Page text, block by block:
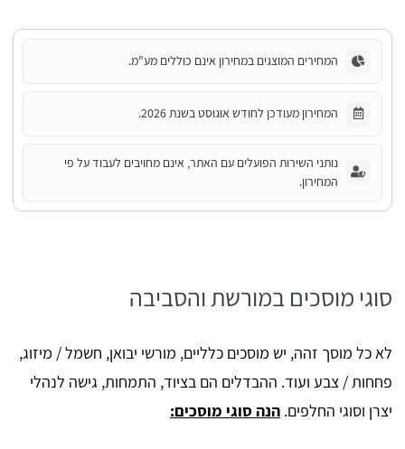
המחירים המוצגים במחירון אינם כוללים מע"מ.
המחירון מעודכן לחודש אוגוסט בשנת 2026.
נותני השירות הפועלים עם האתר, אינם מחויבים לעבוד על פי
המחירון.
סוגי מוסכים במורשת והסביבה
לא כל מוסך זהה, יש מוסכים כלליים, מורשי יבואן, חשמל / מיזוג,
פחחות / צבע ועוד. ההבדלים הם בציוד, התמחות, גישה לנהלי
יצרן וסוגי החלפים. הנה סוגי מוסכים: